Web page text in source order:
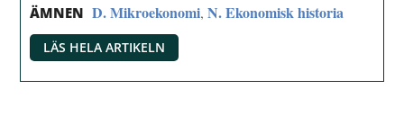
ÄMNEN D. Mikroekonomi,N. Ekonomisk historia
LÄS HELA ARTIKELN